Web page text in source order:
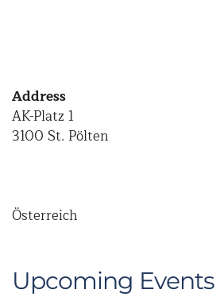
Address
AK-Platz 1
3100 St. Pölten
Österreich
Upcoming Events